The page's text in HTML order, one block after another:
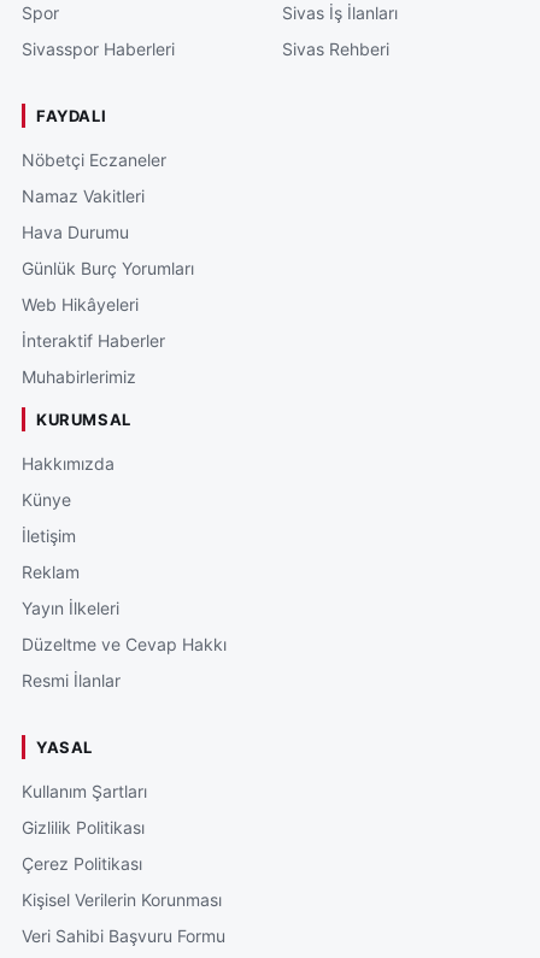
Spor
Sivasspor Haberleri
Sivas İş İlanları
Sivas Rehberi
FAYDALI
Nöbetçi Eczaneler
Namaz Vakitleri
Hava Durumu
Günlük Burç Yorumları
Web Hikâyeleri
İnteraktif Haberler
Muhabirlerimiz
KURUMSAL
Hakkımızda
Künye
İletişim
Reklam
Yayın İlkeleri
Düzeltme ve Cevap Hakkı
Resmi İlanlar
YASAL
Kullanım Şartları
Gizlilik Politikası
Çerez Politikası
Kişisel Verilerin Korunması
Veri Sahibi Başvuru Formu